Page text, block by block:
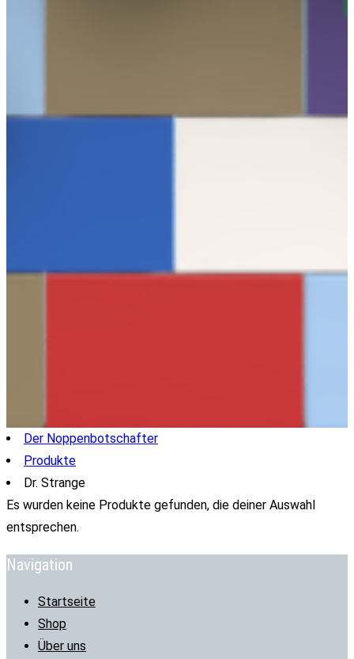
Der Noppenbotschafter
Produkte
Dr. Strange
Es wurden keine Produkte gefunden, die deiner Auswahl
entsprechen.
Navigation
Startseite
Shop
Über uns